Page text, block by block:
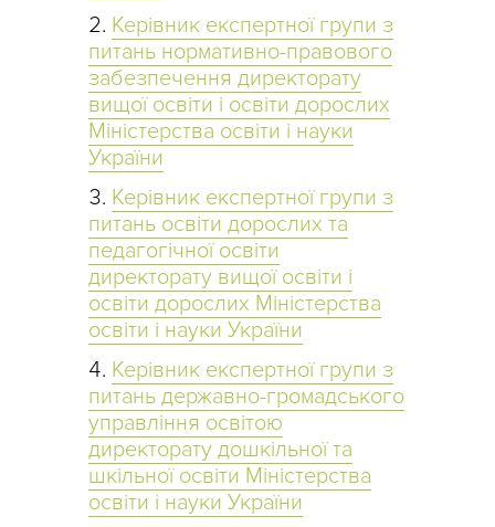
Керівник експертної групи з
питань нормативно-правового
забезпечення директорату
вищої освіти і освіти дорослих
Міністерства освіти і науки
України
Керівник експертної групи з
питань освіти дорослих та
педагогічної освіти
директорату вищої освіти і
освіти дорослих Міністерства
освіти і науки України
Керівник експертної групи з
питань державно-громадського
управління освітою
директорату дошкільної та
шкільної освіти Міністерства
освіти і науки України